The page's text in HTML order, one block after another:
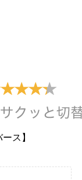
ス】